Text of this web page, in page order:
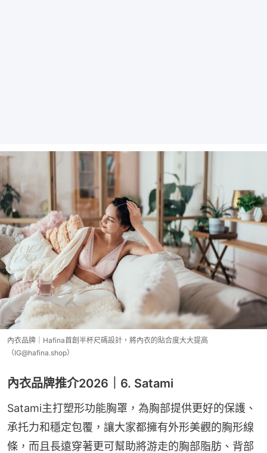
內衣品牌｜Hafina首創半杯尺碼設計，將內衣的貼合度大大提高
（IG@hafina.shop）
內衣品牌推介2026｜6. Satami
Satami主打塑形功能胸罩，為胸部提供更好的保護、
承托力和穩定包覆，讓大家都擁有外形美觀的胸形線
條，而且長遠穿著更可幫助將游走的胸部脂肪、背部